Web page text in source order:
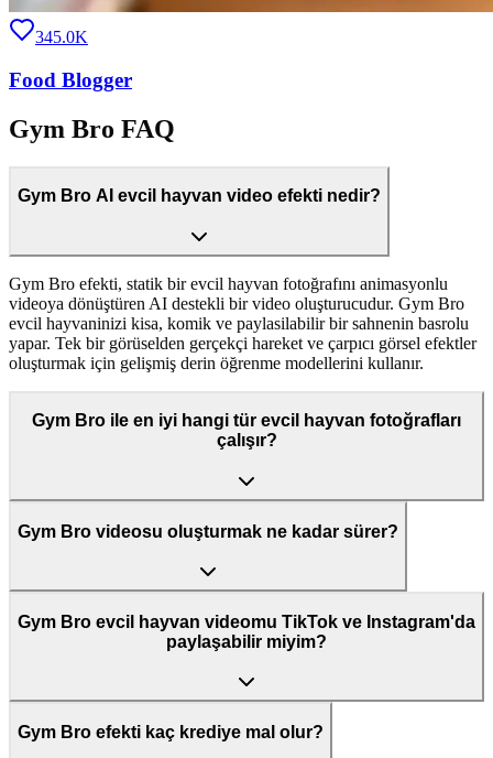
345.0K
Food Blogger
Gym Bro FAQ
Gym Bro AI evcil hayvan video efekti nedir?
Gym Bro efekti, statik bir evcil hayvan fotoğrafını animasyonlu
videoya dönüştüren AI destekli bir video oluşturucudur. Gym Bro
evcil hayvaninizi kisa, komik ve paylasilabilir bir sahnenin basrolu
yapar. Tek bir görüselden gerçekçi hareket ve çarpıcı görsel efektler
oluşturmak için gelişmiş derin öğrenme modellerini kullanır.
Gym Bro ile en iyi hangi tür evcil hayvan fotoğrafları
çalışır?
Gym Bro videosu oluşturmak ne kadar sürer?
Gym Bro evcil hayvan videomu TikTok ve Instagram'da
paylaşabilir miyim?
Gym Bro efekti kaç krediye mal olur?